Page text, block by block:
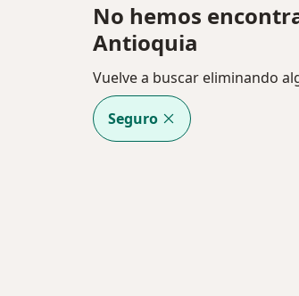
No hemos
Antioquia
Vuelve a buscar eliminando
Seguro